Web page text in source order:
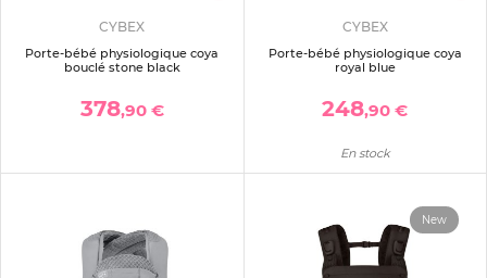
CYBEX
Porte-bébé physiologique coya
bouclé stone black
378,90 €
CYBEX
Porte-bébé physiologique coya
royal blue
248,90 €
En stock
New